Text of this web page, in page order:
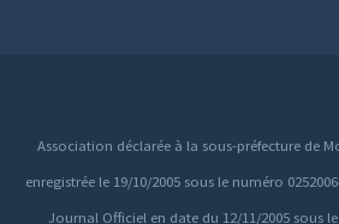
Association déclarée à la sous-préfecture de
enregistrée le 19/10/2005 sous le numéro
Journal Officiel en date du 12/11/2005 sous